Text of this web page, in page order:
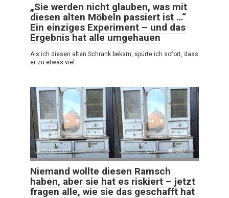
„Sie werden nicht glauben, was mit
diesen alten Möbeln passiert ist …“
Ein einziges Experiment – und das
Ergebnis hat alle umgehauen
Als ich diesen alten Schrank bekam, spürte ich sofort, dass
er zu etwas viel
Interessant 0 397
Niemand wollte diesen Ramsch
haben, aber sie hat es riskiert – jetzt
fragen alle, wie sie das geschafft hat